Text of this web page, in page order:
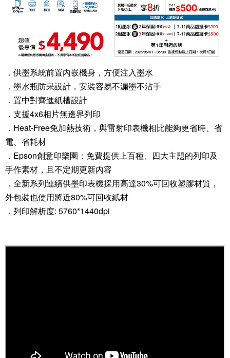
．供墨系統前置內嵌機身，方便注入墨水
．墨水瓶防呆設計，安裝容易不漏墨不沾手
．置中對齊進紙槽設計
．支援4x6相片無邊界列印
．Heat-Free免加熱技術，與雷射印表機相比能夠更省時、省
電、省耗材
．Epson創意印樂園：免費提供上百種、四大主題的列印及
手作素材，且不定期更新內容
．全新系列連續供墨印表機採用高達30%可回收塑膠材質，
外包裝也使用將近80%可回收紙材
．列印解析度: 5760*1440dpi